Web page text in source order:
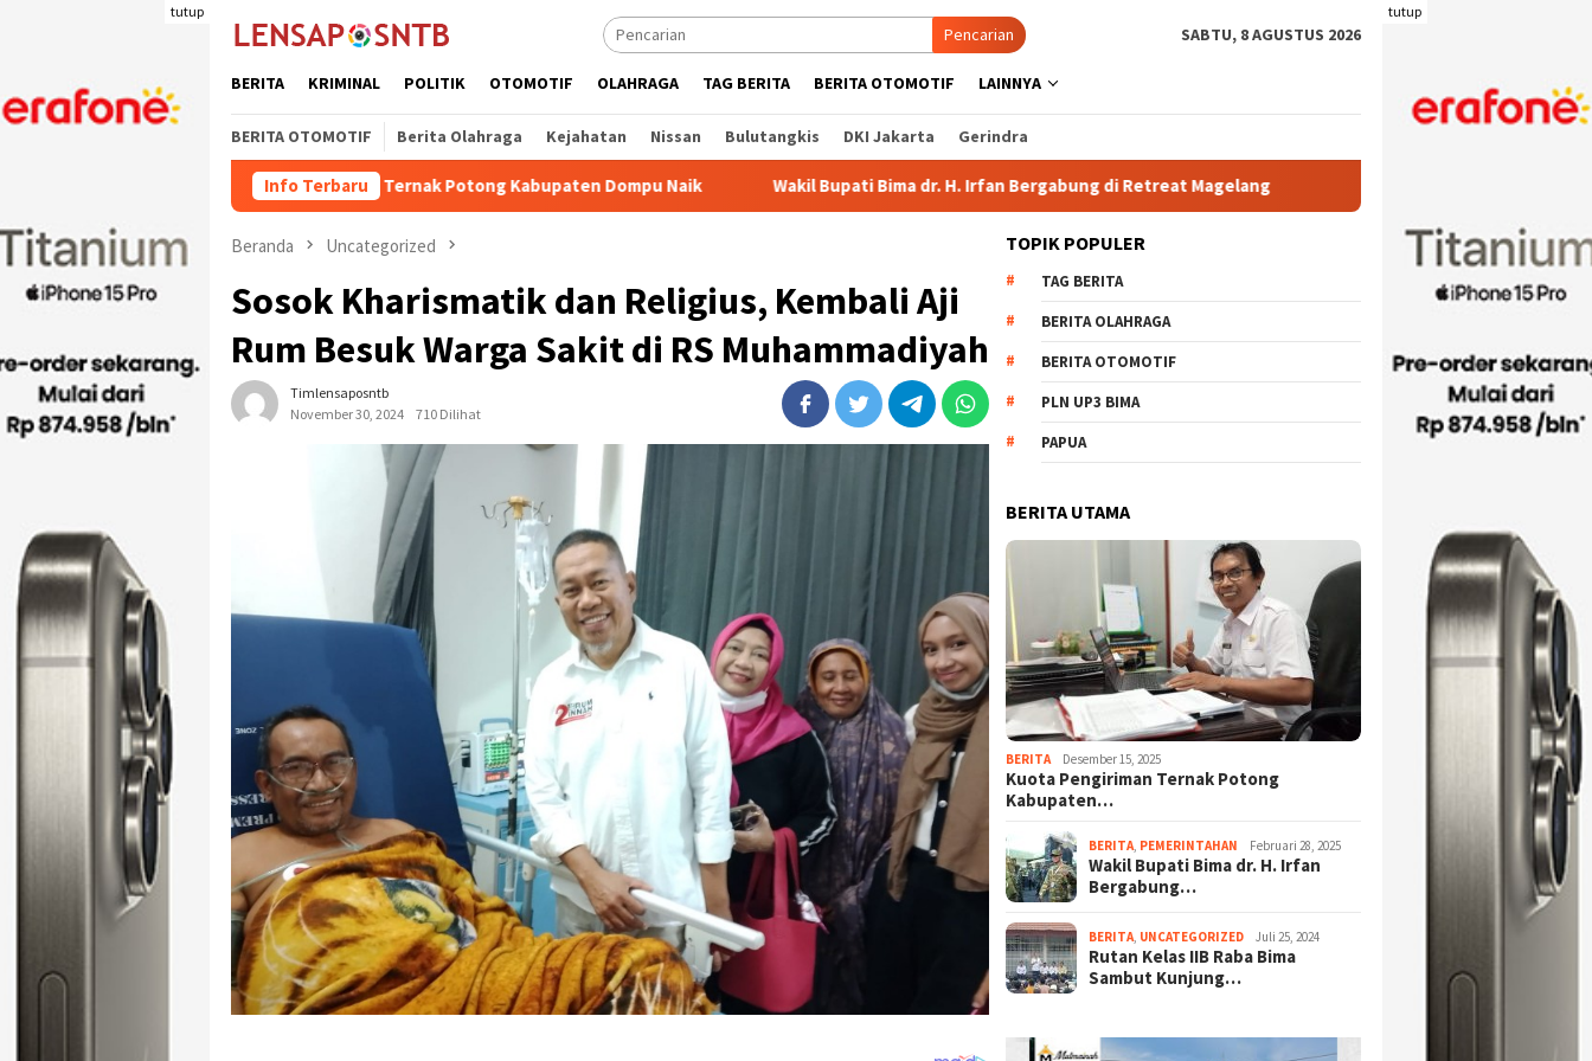
tutup tutup
Pencarian SABTU, 8 AGUSTUS 2026
BERITA KRIMINAL POLITIK OTOMOTIF OLAHRAGA TAG BERITA BERITA OTOMOTIF LAINNYA
BERITA OTOMOTIF Berita Olahraga Kejahatan Nissan Bulutangkis DKI Jakarta Gerindra
Info Terbaru
Kuota Pengiriman Ternak Potong Kabupaten Dompu Naik Wakil Bupati Bima dr. H. Irfan Bergabung di Retreat Magelang Rutan Kelas IIB Raba Bima Sambut Kunjungan Pj.
Beranda Uncategorized
Sosok Kharismatik dan Religius, Kembali Aji
Rum Besuk Warga Sakit di RS Muhammadiyah
Timlensaposntb
November 30, 2024
710 Dilihat
TOPIK POPULER
TAG BERITA
BERITA OLAHRAGA
BERITA OTOMOTIF
PLN UP3 BIMA
PAPUA
BERITA UTAMA
BERITA Desember 15, 2025
Kuota Pengiriman Ternak Potong
Kabupaten…
BERITA PEMERINTAHAN Februari 28, 2025
Wakil Bupati Bima dr. H. Irfan
Bergabung…
BERITA UNCATEGORIZED Juli 25, 2024
Rutan Kelas IIB Raba Bima
Sambut Kunjung…